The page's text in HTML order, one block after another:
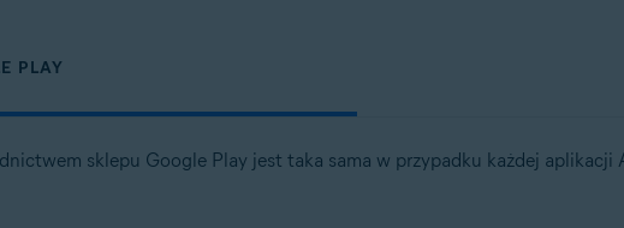
PLAY
sklepu Google Play jest taka sama w przypadku każdej aplikacji